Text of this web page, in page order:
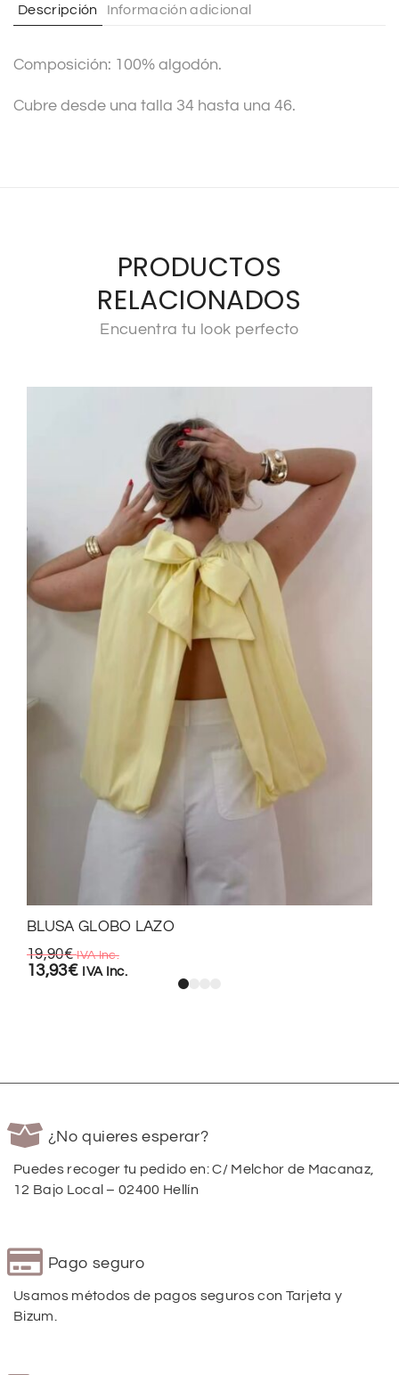
i
e
:
Descripción Información adicional
Composición: 100% algodón.
Cubre desde una talla 34 hasta una 46.
PRODUCTOS
RELACIONADOS
Encuentra tu look perfecto
BLUSA GLOBO LAZO
19,90€ IVA Inc.
13,93€ IVA Inc.
¿No quieres esperar?
Puedes recoger tu pedido en: C/ Melchor de Macanaz,
12 Bajo Local – 02400 Hellín
Pago seguro
Usamos métodos de pagos seguros con Tarjeta y
Bizum.